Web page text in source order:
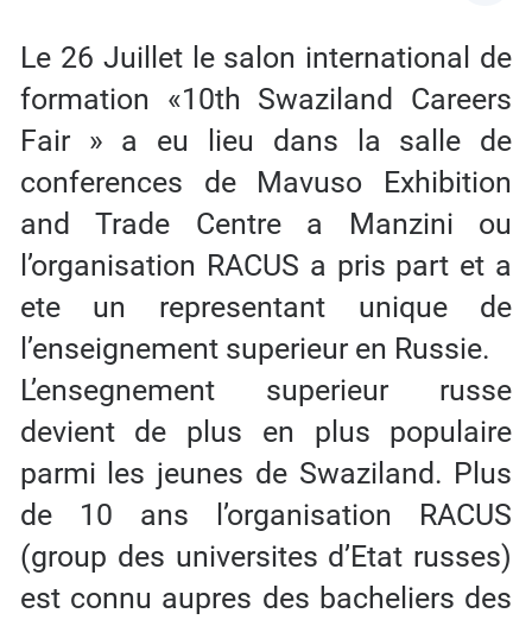
Le 26 Juillet le salon international de
formation «10th Swaziland Careers
Fair » a eu lieu dans la salle de
conferences de Mavuso Exhibition
and Trade Centre a Manzini ou
l’organisation RACUS a pris part et a
ete un representant unique de
l’enseignement superieur en Russie.
L’ensegnement superieur russe
devient de plus en plus populaire
parmi les jeunes de Swaziland. Plus
de 10 ans l’organisation RACUS
(group des universites d’Etat russes)
est connu aupres des bacheliers des